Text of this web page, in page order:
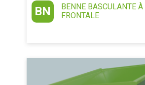
BN
BENNE BASCULANTE À
FRONTALE